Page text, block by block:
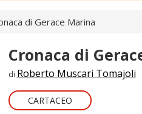
di Gerace Marina
Cronaca di
di Roberto Muscari Tomajoli
CARTACEO